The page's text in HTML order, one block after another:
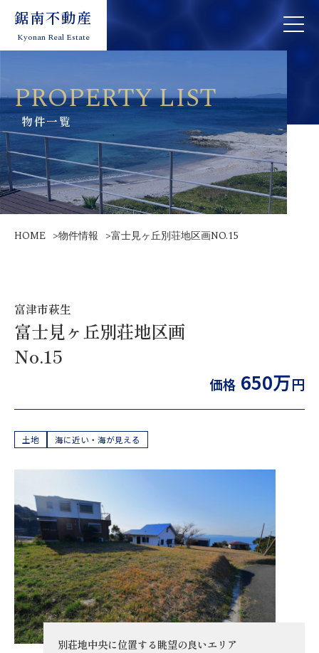
鋸南不動産
Kyonan Real Estate
toggle
鋸南不動産
Kyonan Real Estate
toggle
PROPERTY LIST
物件一覧
HOME >物件情報 >富士見ヶ丘別荘地区画NO.15
富津市萩生
富士見ヶ丘別荘地区画
No.15
価格 650万円
土地 海に近い・海が見える
別荘地中央に位置する眺望の良いエリア